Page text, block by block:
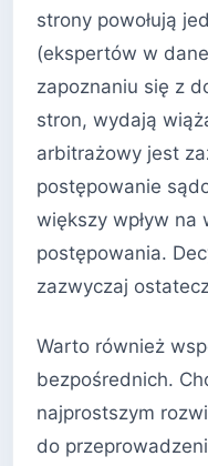
strony powołują
(ekspertów w
zapoznaniu się z
stron, wydają
arbitrażowy jest
postępowanie
większy wpływ
postępowania.
zazwyczaj
Warto również
bezpośrednich.
najprostszym
do